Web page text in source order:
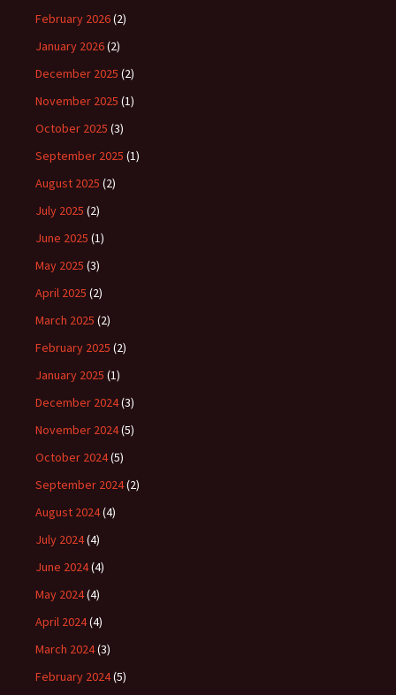
February 2026(2)
January 2026(2)
December 2025 (2)
November 2025 (1)
October 2025 (3)
September 2025 (1)
August 2025 (2)
July 2025 (2)
June 2025 (1)
May 2025 (3)
April 2025 (2)
March 2025 (2)
February 2025 (2)
January 2025 (1)
December 2024(3)
November 2024(5)
October 2024(5)
September 2024(2)
August 2024(4)
July 2024(4)
June 2024(4)
May 2024(4)
April 2024(4)
March 2024(3)
February 2024(5)